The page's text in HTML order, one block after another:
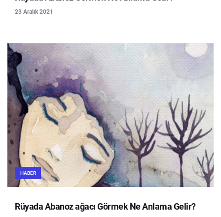
23 Aralık 2021
HABER
Rüyada Abanoz ağacı Görmek Ne Anlama Gelir?